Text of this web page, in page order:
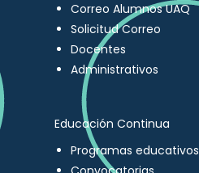
Correo Alumnos UAQ
Solicitud Correo
Docentes
Administrativos
Educación Continua
Programas educativos